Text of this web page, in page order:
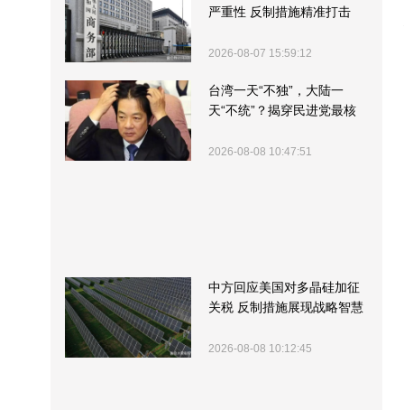
严重性 反制措施精准打击
2026-08-07 15:59:12
台湾一天“不独”，大陆一
天“不统”？揭穿民进党最核
2026-08-08 10:47:51
中方回应美国对多晶硅加征
关税 反制措施展现战略智慧
2026-08-08 10:12:45